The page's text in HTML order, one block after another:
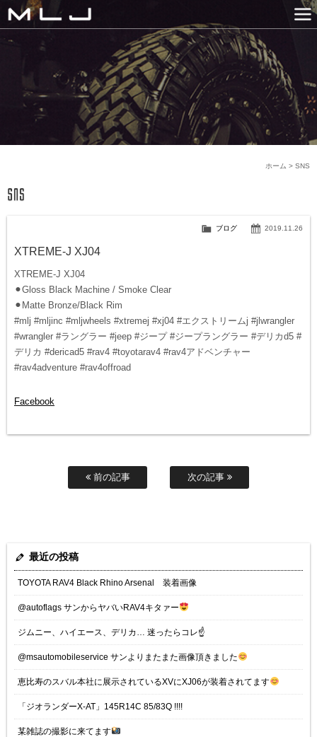
MLJ / Lexani(レクサーニ
GALLERY
SNS
NEWS
COMPANY
HISTORY
CONTACT US
LINK
SNS
ホーム >
2019.11.26
ブログ
XTREME-J XJ04
XTREME-J XJ04
⚫︎Gloss Black Machine / Smoke Clear
⚫︎Matte Bronze/Black Rim
#mlj #mljinc #mljwheels #xtremej #xj04 #エクストリームj #jlwrangler
#wrangler #ラングラー #jeep #ジープ #ジープラングラー #デリカd5 #
デリカ #dericad5 #rav4 #toyotarav4 #rav4アドベンチャー
#rav4adventure #rav4offroad
Facebook
前の記事 次の記事
最近の投稿
TOYOTA RAV4 Black Rhino Arsenal 装着画像
@autoflags サンからヤバいRAV4キタァー
ジムニー、ハイエース、デリカ… 迷ったらコレ☝️
@msautomobileservice サンよりまたまた画像頂きました
恵比寿のスバル本社に展示されているXVにXJ06が装着されてます
「ジオランダーX-AT」145R14C 85/83Q !!!!
某雑誌の撮影に来てます